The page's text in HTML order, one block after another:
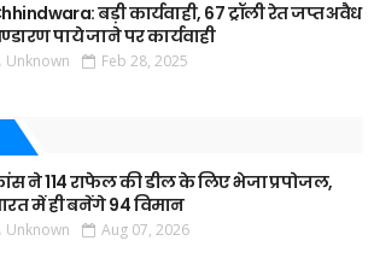
बड़ी कार्यवाही, 67 ट्रॉली रेत जप्त अवैध
पाये जाने पर कार्यवाही
Unknown Feb 28, 2025
ने 114 राफेल की डील के लिए भेजा प्रपोजल,
में ही बनेंगे 94 विमान
Unknown Aug 07, 2026